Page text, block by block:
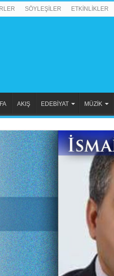
SÖYLEŞİLER ETKİNLİKLER
AKIŞ EDEBİYAT MÜZİK